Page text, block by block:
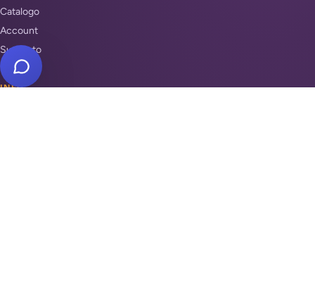
Catalogo
Account
Supporto
INFO